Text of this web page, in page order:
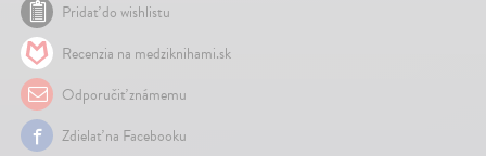
Pridať do wishlistu
Recenzia na medziknihami.sk
Odporučiť známemu
Zdielať na Facebooku